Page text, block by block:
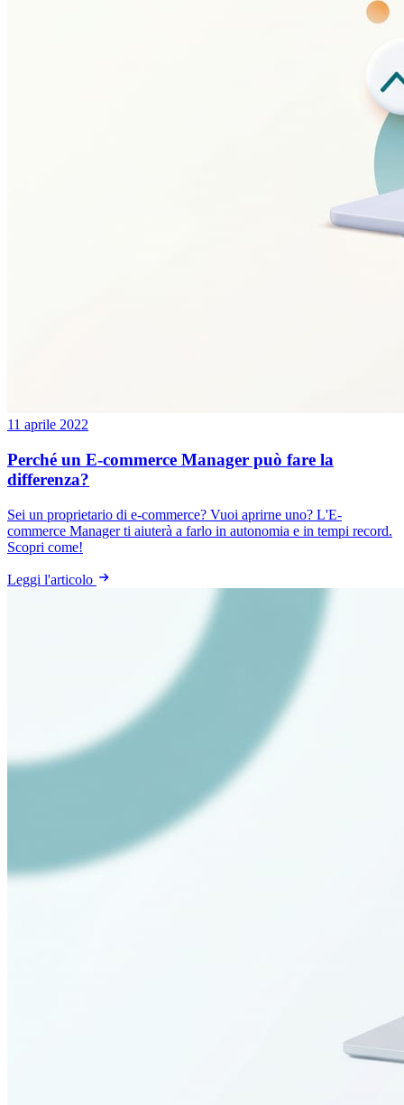
11 aprile 2022
Perché un E-commerce Manager può fare la
differenza?
Sei un proprietario di e-commerce? Vuoi aprirne uno? L'E-
commerce Manager ti aiuterà a farlo in autonomia e in tempi record.
Scopri come!
Leggi l'articolo